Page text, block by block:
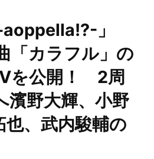
aoppella!?-」
「カラフル」の
を公開！ 2周
濱野大輝、小野
也、武内駿輔の